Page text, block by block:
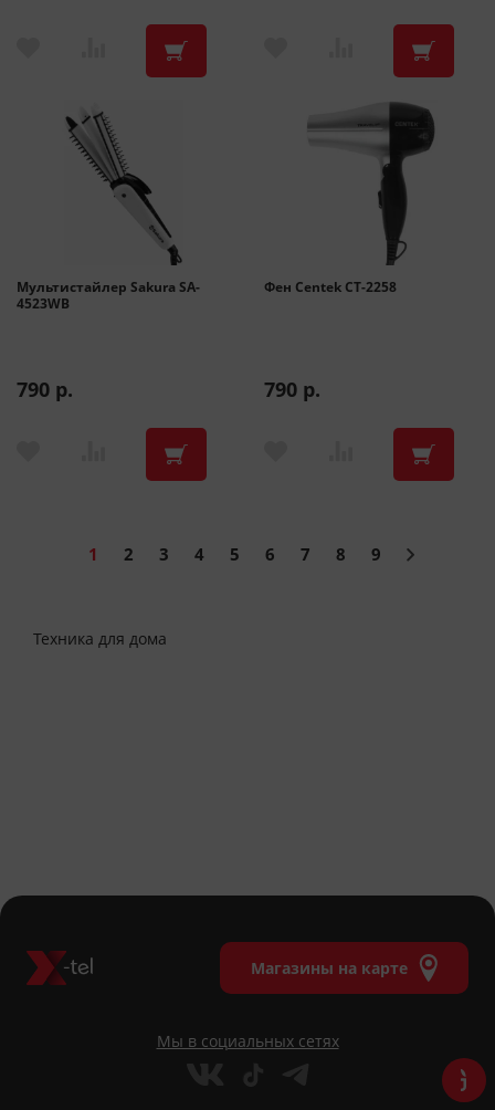
Мультистайлер Sakura SA-
4523WB
790 р.
Фен Centek CT-2258
790 р.
1 2 3 4 5 6 7 8 9
Техника для дома
Магазины на карте
Мы в социальных сетях